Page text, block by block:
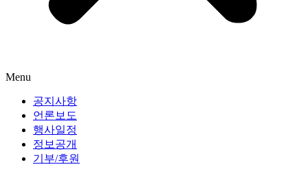
Menu
공지사항
언론보도
행사일정
정보공개
기부/후원